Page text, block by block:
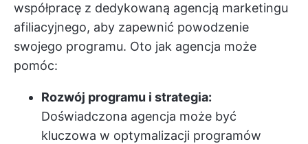
współpracę z dedykowaną agencją marketingu
afiliacyjnego, aby zapewnić powodzenie
swojego programu. Oto jak agencja może
pomóc:
Rozwój programu i strategia:
Doświadczona agencja może być
kluczowa w optymalizacji programów